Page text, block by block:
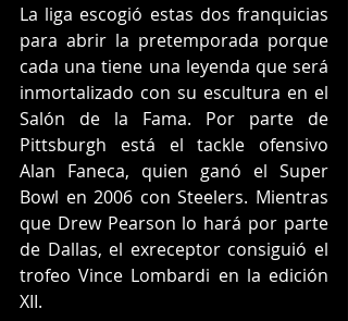
La liga escogió estas dos franquicias
para abrir la pretemporada porque
cada una tiene una leyenda que será
inmortalizado con su escultura en el
Salón de la Fama. Por parte de
Pittsburgh está el tackle ofensivo
Alan Faneca, quien ganó el Super
Bowl en 2006 con Steelers. Mientras
que Drew Pearson lo hará por parte
de Dallas, el exreceptor consiguió el
trofeo Vince Lombardi en la edición
XII.